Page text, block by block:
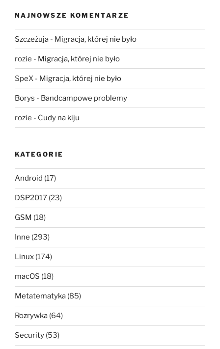
NAJNOWSZE KOMENTARZE
Szczeżuja - Migracja, której nie było
rozie - Migracja, której nie było
SpeX - Migracja, której nie było
Borys - Bandcampowe problemy
rozie - Cudy na kiju
KATEGORIE
Android (17)
DSP2017 (23)
GSM (18)
Inne (293)
Linux (174)
macOS (18)
Metatematyka (85)
Rozrywka (64)
Security (53)